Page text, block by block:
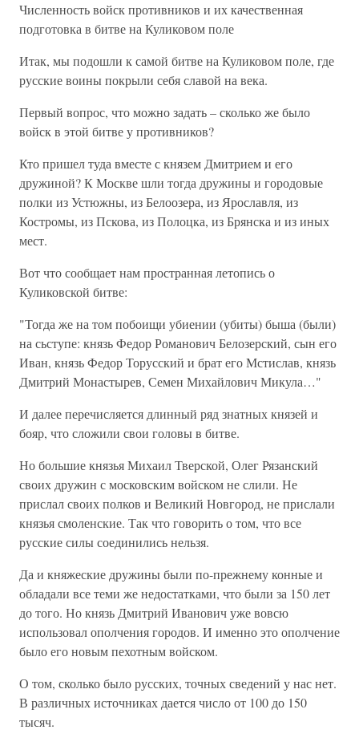
Численность войск противников и их качественная
подготовка в битве на Куликовом поле
Итак, мы подошли к самой битве на Куликовом поле, где
русские воины покрыли себя славой на века.
Первый вопрос, что можно задать – сколько же было
войск в этой битве у противников?
Кто пришел туда вместе с князем Дмитрием и его
дружиной? К Москве шли тогда дружины и городовые
полки из Устюжны, из Белоозера, из Ярославля, из
Костромы, из Пскова, из Полоцка, из Брянска и из иных
мест.
Вот что сообщает нам пространная летопись о
Куликовской битве:
"Тогда же на том побоищи убиении (убиты) быша (были)
на сьступе: князь Федор Романович Белозерский, сын его
Иван, князь Федор Торусский и брат его Мстислав, князь
Дмитрий Монастырев, Семен Михайлович Микула…"
И далее перечисляется длинный ряд знатных князей и
бояр, что сложили свои головы в битве.
Но большие князья Михаил Тверской, Олег Рязанский
своих дружин с московским войском не слили. Не
прислал своих полков и Великий Новгород, не прислали
князья смоленские. Так что говорить о том, что все
русские силы соединились нельзя.
Да и княжеские дружины были по-прежнему конные и
обладали все теми же недостатками, что были за 150 лет
до того. Но князь Дмитрий Иванович уже вовсю
использовал ополчения городов. И именно это ополчение
было его новым пехотным войском.
О том, сколько было русских, точных сведений у нас нет.
В различных источниках дается число от 100 до 150
тысяч.